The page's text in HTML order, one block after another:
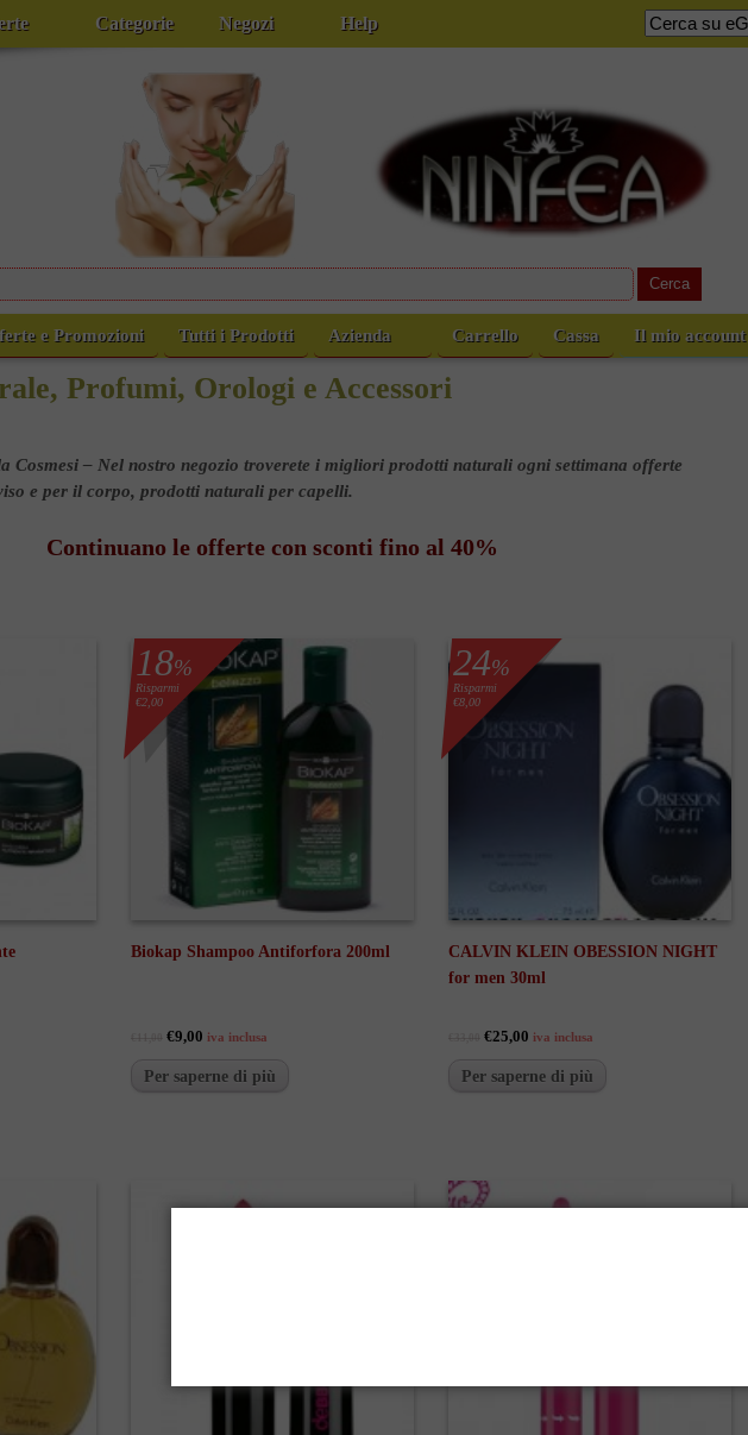
Categorie Negozi Help
e Promozioni Tutti i Prodotti Azienda Carrello Cassa Il mio account
Profumi, Orologi e Accessori
Cosmesi – Nel nostro negozio troverete i migliori prodotti naturali ogni settimana offerte
e per il corpo, prodotti naturali per capelli.
Continuano le offerte con sconti fino al 40%
18%
Risparmi
€2,00
Biokap Shampoo Antiforfora 200ml
€9,00 iva inclusa
Per saperne di più
24%
Risparmi
€8,00
CALVIN KLEIN OBESSION NIGHT
for men 30ml
€25,00 iva inclusa
Per saperne di più